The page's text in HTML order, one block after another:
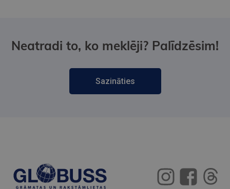
Neatradi to, ko meklēji? Palīdzēsim!
Sazināties